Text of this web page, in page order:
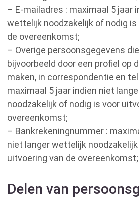
– E-mailadres : maximaal 5 jaar
wettelijk noodzakelijk of nodig
de overeenkomst;
– Overige persoonsgegevens
bijvoorbeeld door een profiel op
maken, in correspondentie en
maximaal 5 jaar indien niet
noodzakelijk of nodig is voor
overeenkomst;
– Bankrekeningnummer :
niet langer wettelijk
uitvoering van de overeenkomst;
Delen van